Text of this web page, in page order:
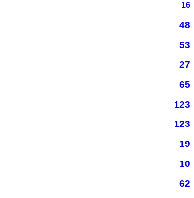
16
48
53
27
65
123
123
19
10
62